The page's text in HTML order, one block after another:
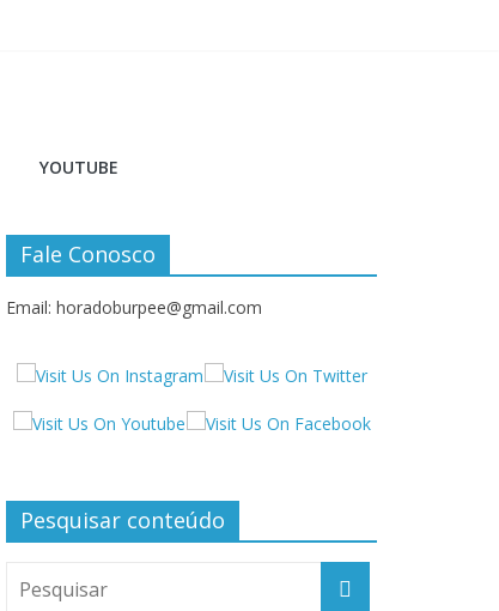
YOUTUBE
Fale Conosco
Email: horadoburpee@gmail.com
Pesquisar conteúdo